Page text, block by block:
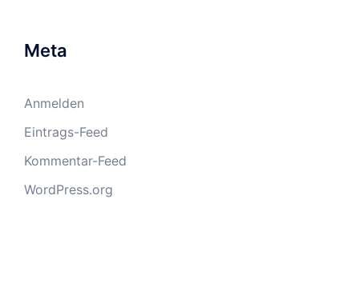
Meta
Anmelden
Eintrags-Feed
Kommentar-Feed
WordPress.org